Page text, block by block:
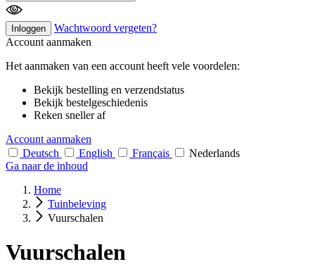
Inloggen
Wachtwoord vergeten?
Account aanmaken
Het aanmaken van een account heeft vele voordelen:
Bekijk bestelling en verzendstatus
Bekijk bestelgeschiedenis
Reken sneller af
Account aanmaken
Deutsch
English Français
Nederlands
Ga naar de inhoud
Home
Tuinbeleving
Vuurschalen
Vuurschalen